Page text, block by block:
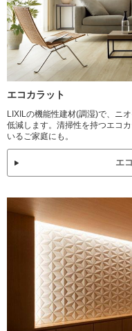
エコカラット
LIXILの機能性建材(調湿)で、ニ
低減します。清掃性を持つエコ
いるご家庭にも。
エ